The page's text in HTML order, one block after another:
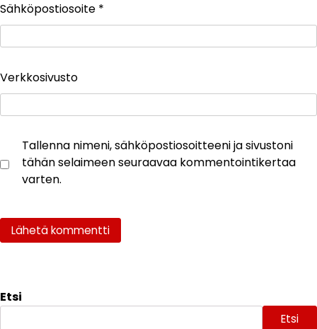
Sähköpostiosoite *
Verkkosivusto
Tallenna nimeni, sähköpostiosoitteeni ja sivustoni
tähän selaimeen seuraavaa kommentointikertaa
varten.
Etsi
Etsi